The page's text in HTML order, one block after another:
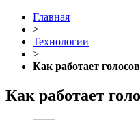
Главная
>
Технологии
>
Как работает
Как работает